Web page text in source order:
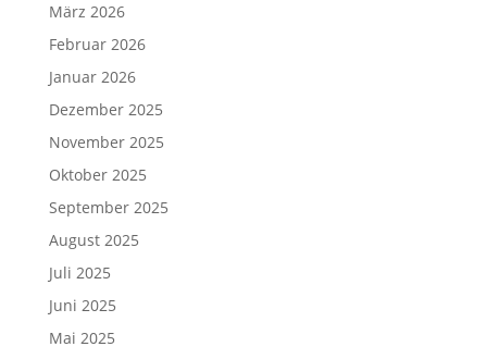
März 2026
Februar 2026
Januar 2026
Dezember 2025
November 2025
Oktober 2025
September 2025
August 2025
Juli 2025
Juni 2025
Mai 2025